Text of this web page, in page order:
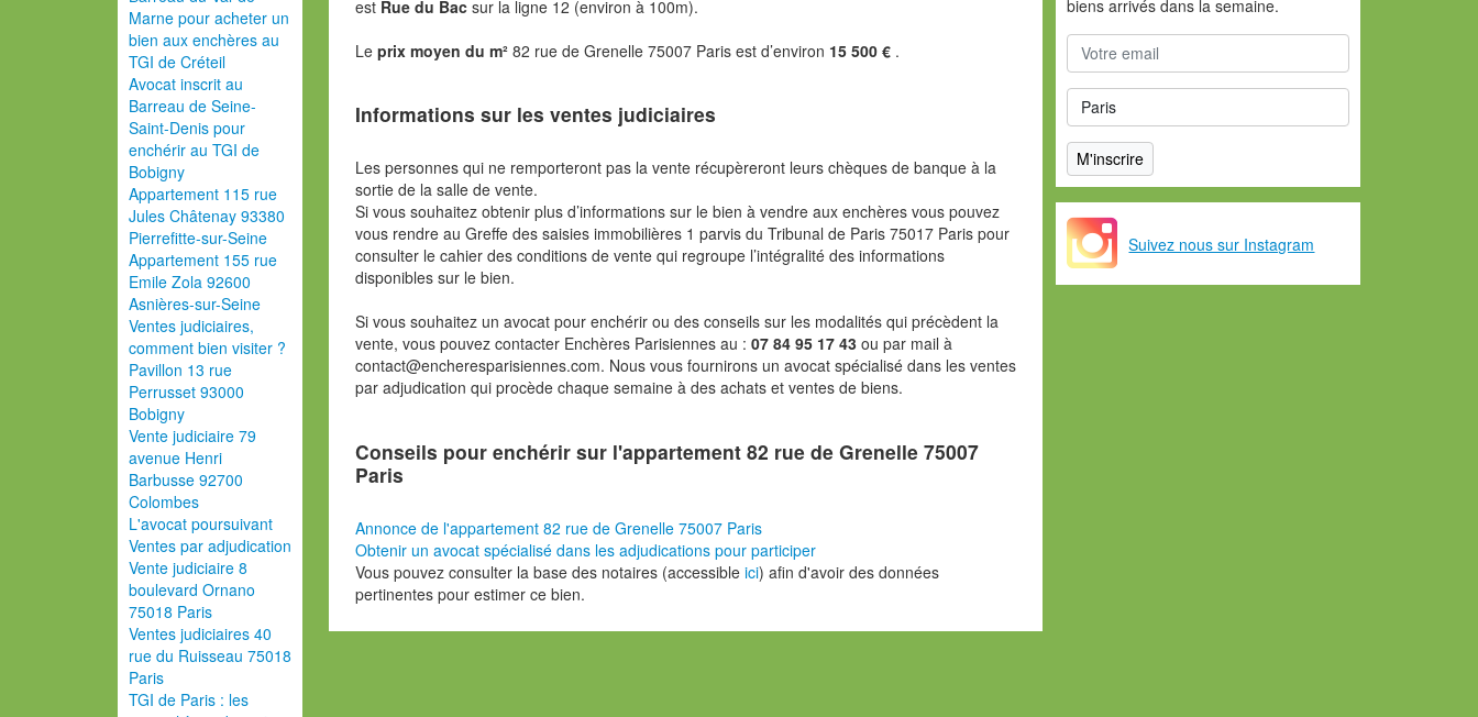
Marne pour acheter un
bien aux enchères au
TGI de Créteil
Avocat inscrit au
Barreau de Seine-
Saint-Denis pour
enchérir au TGI de
Bobigny
Appartement 115 rue
Jules Châtenay 93380
Pierrefitte-sur-Seine
Appartement 155 rue
Emile Zola 92600
Asnières-sur-Seine
Ventes judiciaires,
comment bien visiter ?
Pavillon 13 rue
Perrusset 93000
Bobigny
Vente judiciaire 79
avenue Henri
Barbusse 92700
Colombes
L'avocat poursuivant
Ventes par adjudication
Vente judiciaire 8
boulevard Ornano
75018 Paris
Ventes judiciaires 40
rue du Ruisseau 75018
Paris
TGI de Paris : les
est Rue du Bacsur la ligne 12 (environ à 100m).
Leprix moyen du m²82 rue de Grenelle 75007 Paris est d’environ 15 500 € .
Informations sur les ventes judiciaires
Les personnes qui ne remporteront pas la vente récupèreront leurs chèques de banque à la
sortie de la salle de vente.
Si vous souhaitez obtenir plus d’informations sur le bien à vendre aux enchères vous pouvez
vous rendre au Greffe des saisies immobilières 1 parvis du Tribunal de Paris 75017 Paris pour
consulter le cahier des conditions de vente qui regroupe l’intégralité des informations
disponibles sur le bien.
Si vous souhaitez un avocat pour enchérir ou des conseils sur les modalités qui précèdent la
vente, vous pouvez contacter Enchères Parisiennes au :07 84 95 17 43ou par mail à
contact@encheresparisiennes.com. Nous vous fournirons un avocat spécialisé dans les ventes
par adjudication qui procède chaque semaine à des achats et ventes de biens.
Conseils pour enchérir sur l'appartement 82 rue de Grenelle 75007
Paris
Annonce de l'appartement 82 rue de Grenelle 75007 Paris
Obtenir un avocat spécialisé dans les adjudications pour participer
Vous pouvez consulter la base des notaires (accessibleici) afin d'avoir des données
pertinentes pour estimer ce bien.
biens arrivés dans la semaine.
Suivez nous sur Instagram